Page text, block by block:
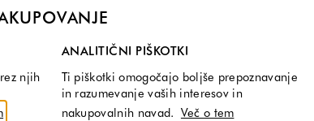
Teksturirane kratke hlače z logotipom
Velikosti na voljo
XS S M L XL
Barve na voljo
Obvezni piškotki so vedno vključeni.
njih
ANALITIČNI PIŠKOTKI
Ti piškotki omogočajo boljše prepoznavanje
in razumevanje vaših interesov in
nakupovalnih navad. Več o tem